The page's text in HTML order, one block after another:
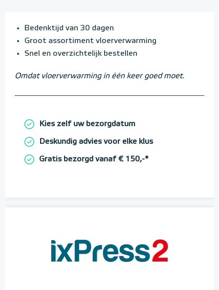
Bedenktijd van 30 dagen
Groot assortiment vloerverwarming
Snel en overzichtelijk bestellen
Omdat vloerverwarming in één keer goed moet.
Kies zelf uw bezorgdatum
Deskundig advies voor elke klus
Gratis bezorgd vanaf € 150,-*